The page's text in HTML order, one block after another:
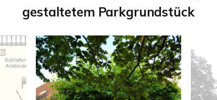
gestaltetem Parkgrundstück